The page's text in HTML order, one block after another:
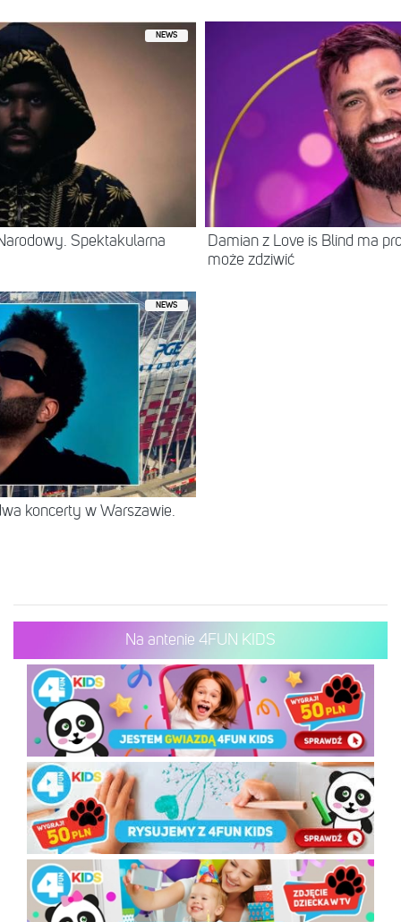
NEWS
Spektakularna
Damian z Love is Blind ma
może zdziwić
NEWS
koncerty w Warszawie.
Na antenie 4FUN KIDS